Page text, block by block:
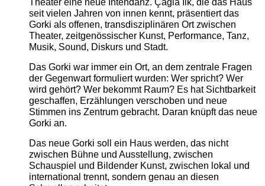
seit vielen Jahren von innen kennt, präsentiert das
Gorki als offenen, transdisziplinären Ort zwischen
Theater, zeitgenössischer Kunst, Performance, Tanz,
Musik, Sound, Diskurs und Stadt.
Das Gorki war immer ein Ort, an dem zentrale Fragen
der Gegenwart formuliert wurden: Wer spricht? Wer
wird gehört? Wer bekommt Raum? Es hat Sichtbarkeit
geschaffen, Erzählungen verschoben und neue
Stimmen ins Zentrum gebracht. Daran knüpft das neue
Gorki an.
Das neue Gorki soll ein Haus werden, das nicht
zwischen Bühne und Ausstellung, zwischen
Schauspiel und Bildender Kunst, zwischen lokal und
international trennt, sondern genau an diesen